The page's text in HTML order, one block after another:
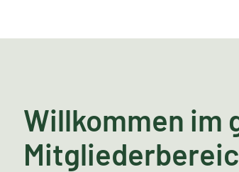
Willkommen im